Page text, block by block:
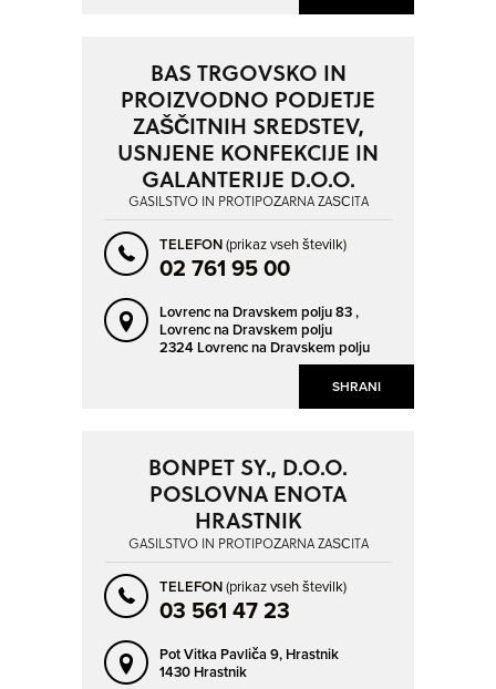
SHRANI
BAS TRGOVSKO IN
PROIZVODNO PODJETJE
ZAŠČITNIH SREDSTEV,
USNJENE KONFEKCIJE IN
GALANTERIJE D.O.O.
GASILSTVO IN PROTIPOŽARNA ZAŠČITA
TELEFON(prikaz vseh številk)
02 761 95 00
Lovrenc na Dravskem polju 83 ,
Lovrenc na Dravskem polju
2324 Lovrenc na Dravskem polju
BONPET SY., D.O.O.
POSLOVNA ENOTA
HRASTNIK
GASILSTVO IN PROTIPOŽARNA ZAŠČITA
TELEFON(prikaz vseh številk)
03 561 47 23
Pot Vitka Pavliča 9, Hrastnik
1430 Hrastnik